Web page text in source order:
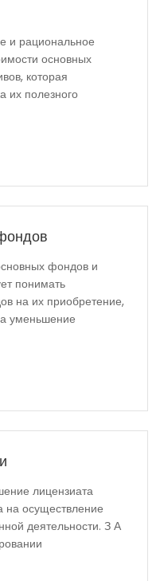
и рациональное
основных
которая
их полезного
фондов и
понимать
на их приобретение,
уменьшение
лицензиата
на осуществление
деятельности. З А